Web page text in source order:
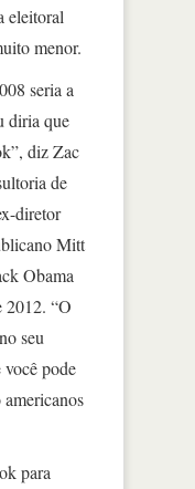
eleitoral
menor.
seria a
diria que
diz Zac
de
diretor
Mitt
Obama
2012. “O
seu
pode
para